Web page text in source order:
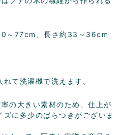
～77cm、長さ約33～36cm
れて洗濯機で洗えます。
の大きい素材のため、仕上が
ズに多少のばらつきがございま